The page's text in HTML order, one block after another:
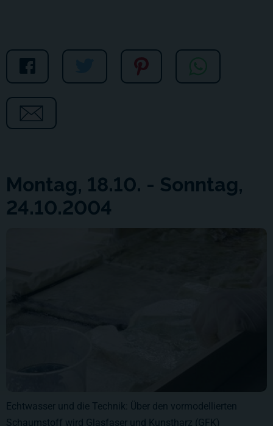
Montag, 18.10. - Sonntag,
24.10.2004
Echtwasser und die Technik: Über den vormodellierten
Schaumstoff wird Glasfaser und Kunstharz (GFK)